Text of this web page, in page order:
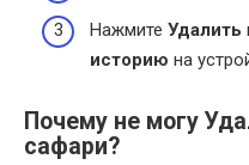
Нажмите Удалить
историю на
Почему не могу
сафари?